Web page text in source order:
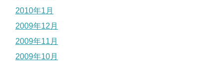
2010年1月
2009年12月
2009年11月
2009年10月